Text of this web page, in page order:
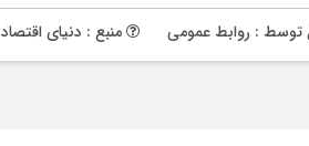
توسط : روابط عمومی منبع : دنیای اقتصاد